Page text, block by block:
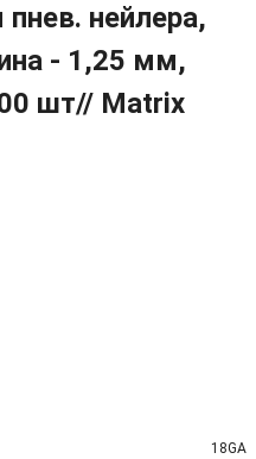
нейлера,
- 1,25 мм,
шт// Matrix
18GA